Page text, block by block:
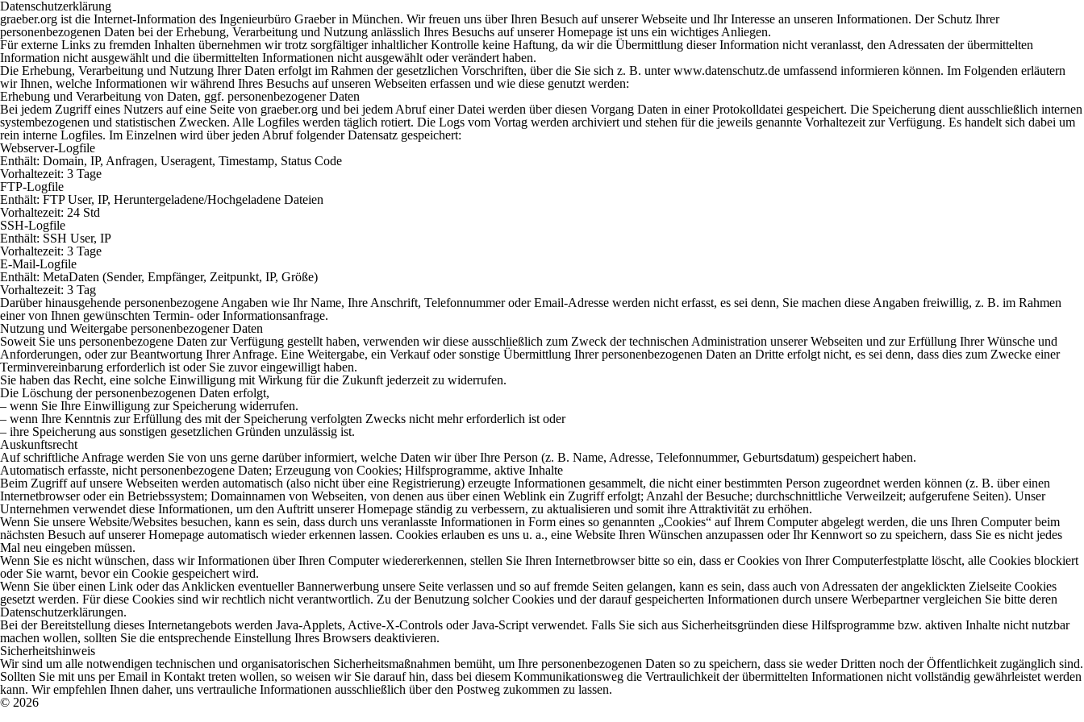
Datenschutzerklärung
graeber.org ist die Internet-Information des Ingenieurbüro Graeber in München. Wir freuen uns über Ihren Besuch auf unserer Webseite und Ihr Interesse an unseren Informationen. Der Schutz Ihrer
personenbezogenen Daten bei der Erhebung, Verarbeitung und Nutzung anlässlich Ihres Besuchs auf unserer Homepage ist uns ein wichtiges Anliegen.
Für externe Links zu fremden Inhalten übernehmen wir trotz sorgfältiger inhaltlicher Kontrolle keine Haftung, da wir die Übermittlung dieser Information nicht veranlasst, den Adressaten der übermittelten
Information nicht ausgewählt und die übermittelten Informationen nicht ausgewählt oder verändert haben.
Die Erhebung, Verarbeitung und Nutzung Ihrer Daten erfolgt im Rahmen der gesetzlichen Vorschriften, über die Sie sich z. B. unterwww.datenschutz.de umfassend informieren können. Im Folgenden erläutern
wir Ihnen, welche Informationen wir während Ihres Besuchs auf unseren Webseiten erfassen und wie diese genutzt werden:
Erhebung und Verarbeitung von Daten, ggf. personenbezogener Daten
Bei jedem Zugriff eines Nutzers auf eine Seite von graeber.org und bei jedem Abruf einer Datei werden über diesen Vorgang Daten in einer Protokolldatei gespeichert. Die Speicherung dient ausschließlich internen
systembezogenen und statistischen Zwecken. Alle Logfiles werden täglich rotiert. Die Logs vom Vortag werden archiviert und stehen für die jeweils genannte Vorhaltezeit zur Verfügung. Es handelt sich dabei um
rein interne Logfiles. Im Einzelnen wird über jeden Abruf folgender Datensatz gespeichert:
Webserver-Logfile
Enthält: Domain, IP, Anfragen, Useragent, Timestamp, Status Code
Vorhaltezeit: 3 Tage
FTP-Logfile
Enthält: FTP User, IP, Heruntergeladene/Hochgeladene Dateien
Vorhaltezeit: 24 Std
SSH-Logfile
Enthält: SSH User, IP
Vorhaltezeit: 3 Tage
E-Mail-Logfile
Enthält: MetaDaten (Sender, Empfänger, Zeitpunkt, IP, Größe)
Vorhaltezeit: 3 Tag
Darüber hinausgehende personenbezogene Angaben wie Ihr Name, Ihre Anschrift, Telefonnummer oder Email-Adresse werden nicht erfasst, es sei denn, Sie machen diese Angaben freiwillig, z. B. im Rahmen
einer von Ihnen gewünschten Termin- oder Informationsanfrage.
Nutzung und Weitergabe personenbezogener Daten
Soweit Sie uns personenbezogene Daten zur Verfügung gestellt haben, verwenden wir diese ausschließlich zum Zweck der technischen Administration unserer Webseiten und zur Erfüllung Ihrer Wünsche und
Anforderungen, oder zur Beantwortung Ihrer Anfrage. Eine Weitergabe, ein Verkauf oder sonstige Übermittlung Ihrer personenbezogenen Daten an Dritte erfolgt nicht, es sei denn, dass dies zum Zwecke einer
Terminvereinbarung erforderlich ist oder Sie zuvor eingewilligt haben.
Sie haben das Recht, eine solche Einwilligung mit Wirkung für die Zukunft jederzeit zu widerrufen.
Die Löschung der personenbezogenen Daten erfolgt,
– wenn Sie Ihre Einwilligung zur Speicherung widerrufen.
– wenn Ihre Kenntnis zur Erfüllung des mit der Speicherung verfolgten Zwecks nicht mehr erforderlich ist oder
– ihre Speicherung aus sonstigen gesetzlichen Gründen unzulässig ist.
Auskunftsrecht
Auf schriftliche Anfrage werden Sie von uns gerne darüber informiert, welche Daten wir über Ihre Person (z. B. Name, Adresse, Telefonnummer, Geburtsdatum) gespeichert haben.
Automatisch erfasste, nicht personenbezogene Daten; Erzeugung von Cookies; Hilfsprogramme, aktive Inhalte
Beim Zugriff auf unsere Webseiten werden automatisch (also nicht über eine Registrierung) erzeugte Informationen gesammelt, die nicht einer bestimmten Person zugeordnet werden können (z. B. über einen
Internetbrowser oder ein Betriebssystem; Domainnamen von Webseiten, von denen aus über einen Weblink ein Zugriff erfolgt; Anzahl der Besuche; durchschnittliche Verweilzeit; aufgerufene Seiten). Unser
Unternehmen verwendet diese Informationen, um den Auftritt unserer Homepage ständig zu verbessern, zu aktualisieren und somit ihre Attraktivität zu erhöhen.
Wenn Sie unsere Website/Websites besuchen, kann es sein, dass durch uns veranlasste Informationen in Form eines so genannten „Cookies“ auf Ihrem Computer abgelegt werden, die uns Ihren Computer beim
nächsten Besuch auf unserer Homepage automatisch wieder erkennen lassen. Cookies erlauben es uns u. a., eine Website Ihren Wünschen anzupassen oder Ihr Kennwort so zu speichern, dass Sie es nicht jedes
Mal neu eingeben müssen.
Wenn Sie es nicht wünschen, dass wir Informationen über Ihren Computer wiedererkennen, stellen Sie Ihren Internetbrowser bitte so ein, dass er Cookies von Ihrer Computerfestplatte löscht, alle Cookies blockiert
oder Sie warnt, bevor ein Cookie gespeichert wird.
Wenn Sie über einen Link oder das Anklicken eventueller Bannerwerbung unsere Seite verlassen und so auf fremde Seiten gelangen, kann es sein, dass auch von Adressaten der angeklickten Zielseite Cookies
gesetzt werden. Für diese Cookies sind wir rechtlich nicht verantwortlich. Zu der Benutzung solcher Cookies und der darauf gespeicherten Informationen durch unsere Werbepartner vergleichen Sie bitte deren
Datenschutzerklärungen.
Bei der Bereitstellung dieses Internetangebots werden Java-Applets, Active-X-Controls oder Java-Script verwendet. Falls Sie sich aus Sicherheitsgründen diese Hilfsprogramme bzw. aktiven Inhalte nicht nutzbar
machen wollen, sollten Sie die entsprechende Einstellung Ihres Browsers deaktivieren.
Sicherheitshinweis
Wir sind um alle notwendigen technischen und organisatorischen Sicherheitsmaßnahmen bemüht, um Ihre personenbezogenen Daten so zu speichern, dass sie weder Dritten noch der Öffentlichkeit zugänglich sind.
Sollten Sie mit uns per Email in Kontakt treten wollen, so weisen wir Sie darauf hin, dass bei diesem Kommunikationsweg die Vertraulichkeit der übermittelten Informationen nicht vollständig gewährleistet werden
kann. Wir empfehlen Ihnen daher, uns vertrauliche Informationen ausschließlich über den Postweg zukommen zu lassen.
© 2026